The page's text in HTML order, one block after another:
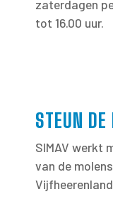
zaterdagen
tot 16.00 uur.
STEUN
SIMAV werkt
van de